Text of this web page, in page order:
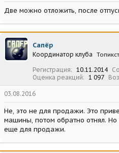
Две можно отложить, после
Сапёр
Координатор клуба
Регистрация 10.11.2014
Оценка реакций
1 097
03.08.2016
Не, это не для продажи. Это
машины, потом обратно отнял. Но
еще для продажи.